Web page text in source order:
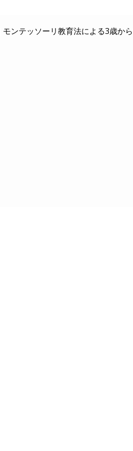
モンテッソーリ教育法による3歳か